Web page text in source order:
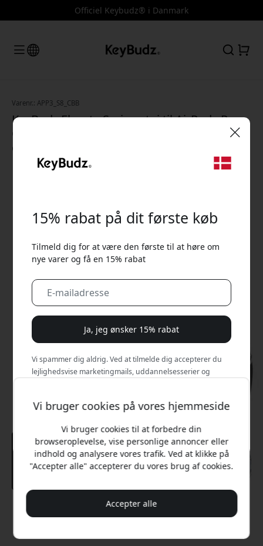
Officiel Keybudz® i Danmark
Varenr.: APP3_S8_CBB
KeyBudz Elevate Series-etui til AirPods Pro
Gen 3 i silikone med karabinhage, halsrem
og trådløs opladning - Koboltblå
Anbefalet pris
Vi bruger cookies på vores hjemmeside
Vi bruger cookies til at forbedre din
browseroplevelse, vise personlige annoncer eller
indhold og analysere vores trafik. Ved at klikke på
"Accepter alle" accepterer du vores brug af cookies.
Accepter alle
15% rabat på dit første køb
Tilmeld dig for at være den første til at høre om
nye varer og få en 15% rabat
Ja, jeg ønsker 15% rabat
Vi spammer dig aldrig. Ved at tilmelde dig accepterer du
lejlighedsvise marketingmails, uddannelsesserier og
Nej, jeg vil hellere betale fuld pris.
Brug denne kode ved kassen for at få 15% rabat.